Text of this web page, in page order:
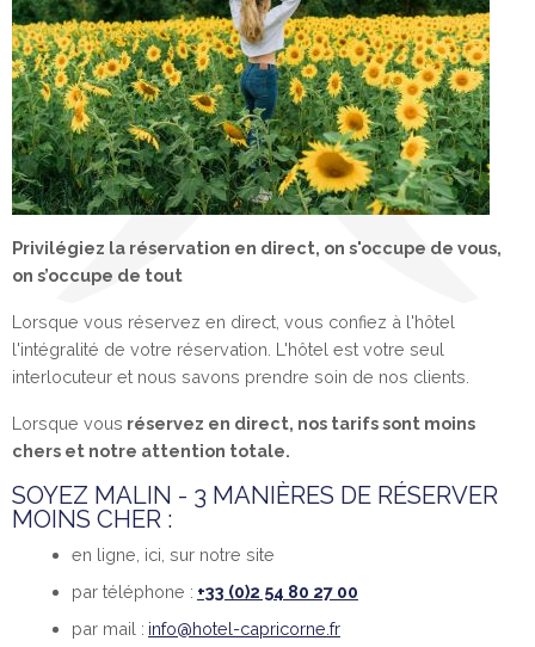
Privilégiez la réservation en direct, on s'occupe de vous,
on s’occupe de tout
Lorsque vous réservez en direct, vous confiez à l'hôtel
l'intégralité de votre réservation. L'hôtel est votre seul
interlocuteur et nous savons prendre soin de nos clients.
Lorsque vous réservez en direct, nos tarifs sont moins
chers et notre attention totale.
SOYEZ MALIN - 3 MANIÈRES DE RÉSERVER
MOINS CHER :
en ligne, ici, sur notre site
par téléphone : +33 (0)2 54 80 27 00
par mail : info@hotel-capricorne.fr